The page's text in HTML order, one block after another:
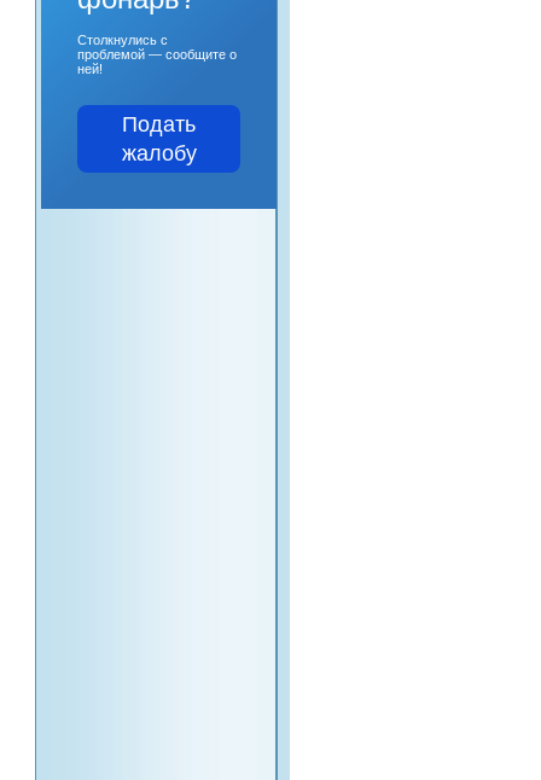
Столкнулись с
проблемой — сообщите о
ней!
Подать
жалобу